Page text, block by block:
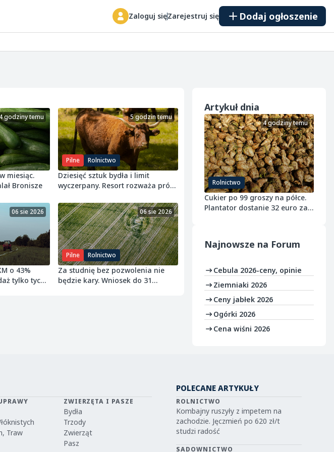
Zaloguj sięZarejestruj się Dodaj ogłoszenie
godziny temu
miesiąc.
Bronisze
Pilne Rolnictwo
5 godzin temu
Dziesięć sztuk bydła i limit
wyczerpany. Resort rozważa próg
06 sie 2026
o 43%
tylko tych
Pilne Rolnictwo
06 sie 2026
Za studnię bez pozwolenia nie
będzie kary. Wniosek do 31
Artykuł dnia
Rolnictwo
4 godziny temu
Cukier po 99 groszy na półce.
Plantator dostanie 32 euro za
Najnowsze na Forum
Cebula 2026-ceny, opinie
Ziemniaki 2026
Ceny jabłek 2026
Ogórki 2026
Cena wiśni 2026
Traw
ZWIERZĘTA I PASZE
Bydła
Trzody
Zwierząt
Pasz
POLECANE ARTYKUŁY
ROLNICTWO
Kombajny ruszyły z impetem na
zachodzie. Jęczmień po 620 zł/t
studzi radość
SADOWNICTWO